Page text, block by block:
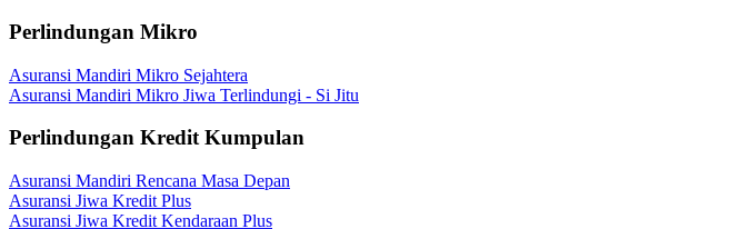
Perlindungan Mikro
Asuransi Mandiri Mikro Sejahtera
Asuransi Mandiri Mikro Jiwa Terlindungi - Si Jitu
Perlindungan Kredit Kumpulan
Asuransi Mandiri Rencana Masa Depan
Asuransi Jiwa Kredit Plus
Asuransi Jiwa Kredit Kendaraan Plus